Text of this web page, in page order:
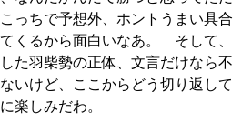
っちで予想外、ホントうまい具合
くるから面白いなあ。 そして、
た羽柴勢の正体、文言だけなら不
いけど、ここからどう切り返して
楽しみだわ。